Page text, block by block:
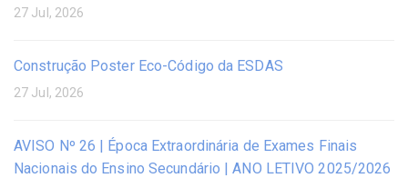
27 Jul, 2026
Construção Poster Eco-Código da ESDAS
27 Jul, 2026
AVISO Nº 26 | Época Extraordinária de Exames Finais
Nacionais do Ensino Secundário | ANO LETIVO 2025/2026